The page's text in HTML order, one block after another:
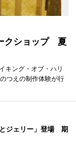
クショップ 夏
キング・オブ・ハリ
つえの制作体験が行
ジェリー」登場 期